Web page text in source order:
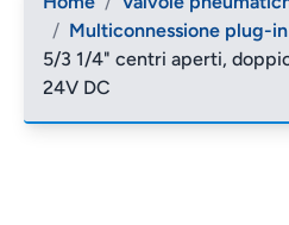
/ Multiconnessione plug-in
5/3 1/4" centri aperti,
24V DC